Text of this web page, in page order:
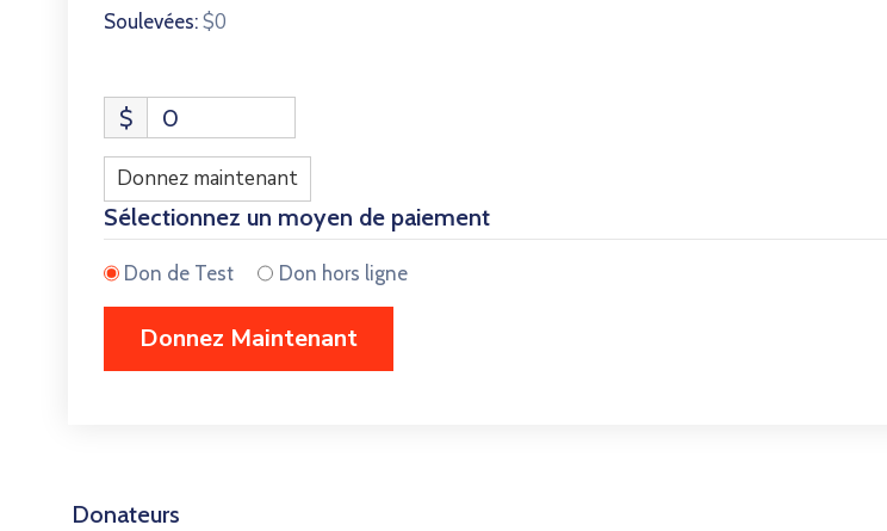
Soulevées: $0
$ 0
Donnez maintenant
Sélectionnez un moyen de paiement
Don de Test Don hors ligne
Donateurs